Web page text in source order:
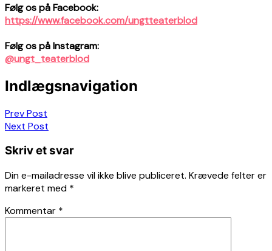
Følg os på Facebook:
https://www.facebook.com/ungtteaterblod
Følg os på Instagram:
@ungt_teaterblod
Indlægsnavigation
Prev Post
Next Post
Skriv et svar
Din e-mailadresse vil ikke blive publiceret. Krævede felter er
markeret med *
Kommentar *